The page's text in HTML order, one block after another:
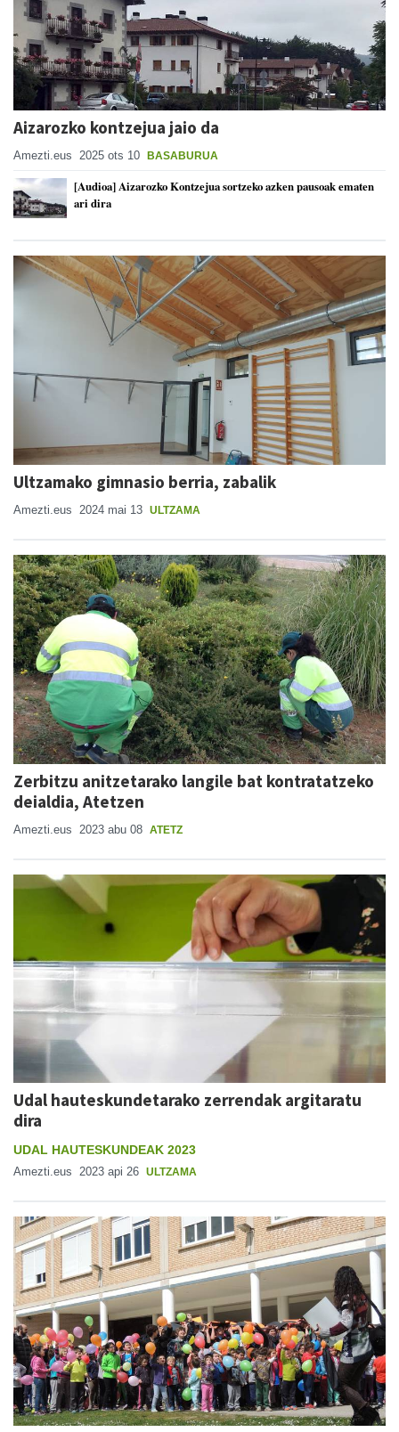
Aizarozko kontzejua jaio da
Amezti.eus 2025 ots 10 BASABURUA
[Audioa] Aizarozko Kontzejua sortzeko azken pausoak ematen
ari dira
Ultzamako gimnasio berria, zabalik
Amezti.eus 2024 mai 13 ULTZAMA
Zerbitzu anitzetarako langile bat kontratatzeko
deialdia, Atetzen
Amezti.eus 2023 abu 08 ATETZ
Udal hauteskundetarako zerrendak argitaratu
dira
UDAL HAUTESKUNDEAK 2023
Amezti.eus 2023 api 26 ULTZAMA